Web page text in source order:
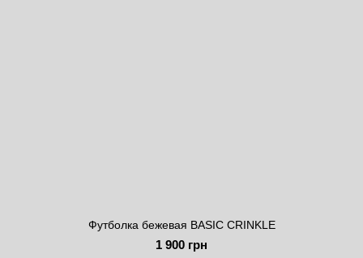
Футболка бежевая BASIC CRINKLE
1 900 грн